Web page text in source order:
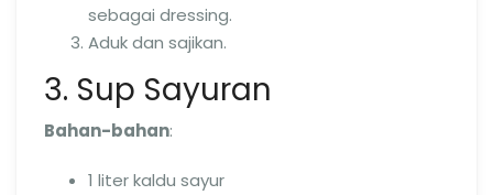
sebagai dressing.
Aduk dan sajikan.
3. Sup Sayuran
Bahan-bahan:
1 liter kaldu sayur